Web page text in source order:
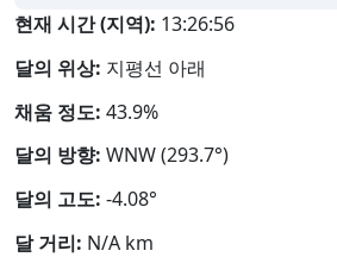
현재 시간 (지역): 13:26:57
달의 위상: 지평선 아래
채움 정도: 43.9%
달의 방향: WNW (293.7°)
달의 고도: -4.08°
달 거리: N/A km